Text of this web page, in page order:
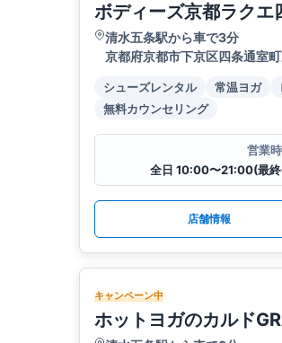
ボディーズ京都ラクエ
清水五条駅から車で3分
京都府京都市下京区四条通室
シューズレンタル 常温ヨガ
無料カウンセリング
営業
全日 10:00〜21:00(最
店舗情報
キャンペーン中
ホットヨガのカルド